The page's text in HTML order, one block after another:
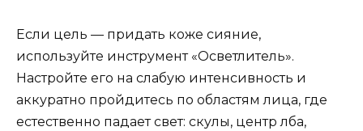
Если цель — придать коже сияние,
используйте инструмент «Осветлитель».
Настройте его на слабую интенсивность и
аккуратно пройдитесь по областям лица, где
естественно падает свет: скулы, центр лба,